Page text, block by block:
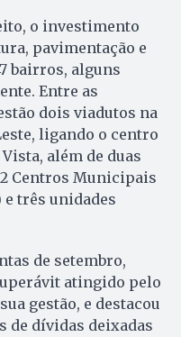
o investimento
pavimentação e
bairros, alguns
Entre as
dois viadutos na
ligando o centro
além de duas
Centros Municipais
e três unidades
de setembro,
atingido pelo
gestão, e destacou
de dívidas deixadas